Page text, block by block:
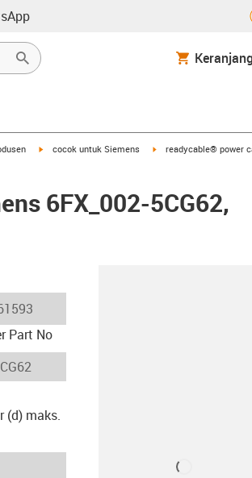
igus-icon-arrow-right
cocok untuk Siemens igus-icon-arrow-right
readycable® power
6FX_002-5CG62,
Part No
(d) maks.